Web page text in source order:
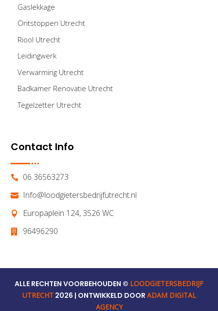
Gaslekkage
Ontstoppen Utrecht
Riool Utrecht
Leidingwerk
Verwarming Utrecht
Badkamer Renovatie Utrecht
Tegelzetter Utrecht
Contact Info
 06 36563273
 Info@loodgietersbedrijfutrecht.nl
 Europaplein 124, 3526 WC
 96496290
ALLE RECHTEN VOORBEHOUDEN © LOODGIETERSBEDRIJF
UTRECHT2026 | ONTWIKKELD DOOR ADAM DIGITAL
AGENCY